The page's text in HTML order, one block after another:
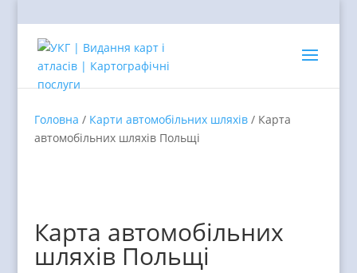
Головна / Карти автомобільних шляхів/ Карта
автомобільних шляхів Польщі
Карта автомобільних
шляхів Польщі